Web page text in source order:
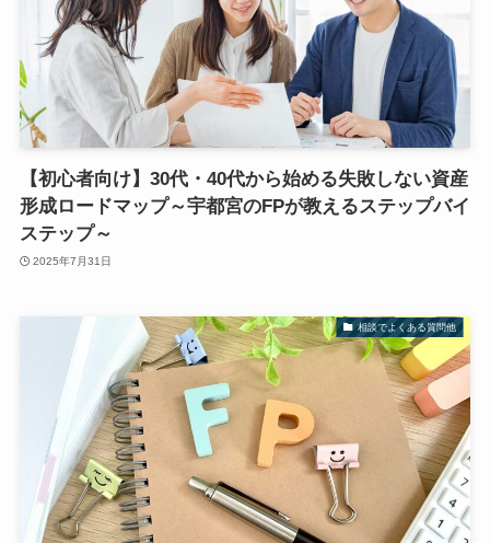
【初心者向け】30代・40代から始める失敗しない資産
形成ロードマップ～宇都宮のFPが教えるステップバイ
ステップ～
2025年7月31日
相談でよくある質問他